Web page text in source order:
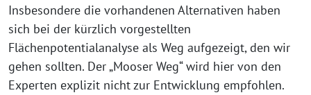
Insbesondere die vor­han­de­nen Alternativen haben
sich bei der kürz­lich vor­ge­stell­ten
Flächenpotentialanalyse als Weg auf­ge­zeigt, den wir
gehen soll­ten. Der „Mooser Weg“ wird hier von den
Experten expli­zit nicht zur Entwicklung emp­foh­len.